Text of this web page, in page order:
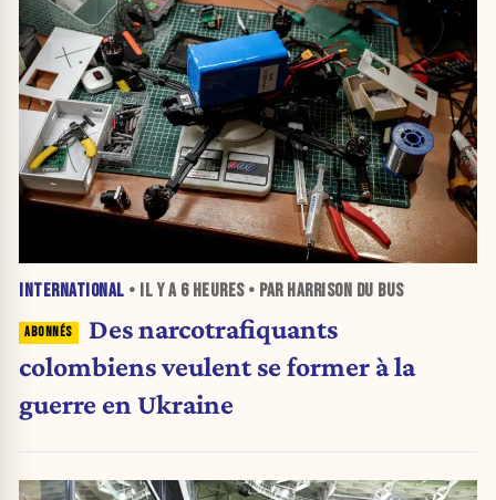
INTERNATIONAL • IL Y A 6 HEURES• PAR HARRISON DU BUS
Des narcotrafiquants
colombiens veulent se former à la
guerre en Ukraine